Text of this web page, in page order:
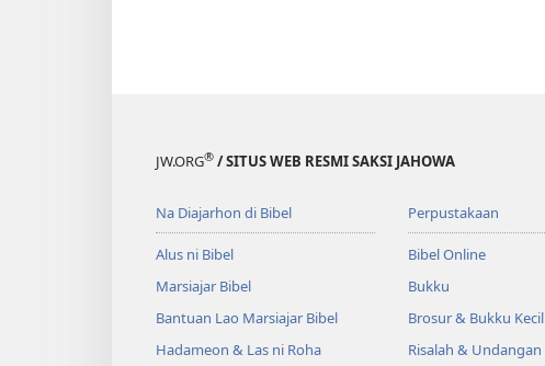
JW.ORG® / SITUS WEB RESMI SAKSI JAHOWA
Na Diajarhon di Bibel
Alus ni Bibel
Marsiajar Bibel
Bantuan Lao Marsiajar Bibel
Hadameon & Las ni Roha
Perpustakaan
Bibel Online
Bukku
Brosur & Bukku Kecil
Risalah & Undangan